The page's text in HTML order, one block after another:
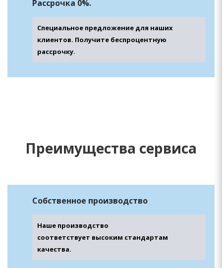
Рассрочка 0%.
Специальное предложение для наших
клиентов. Получите беспроцентную
рассрочку.
Преимущества сервиса
Собственное производство
Наше производство
соответствует высоким стандартам
качества.